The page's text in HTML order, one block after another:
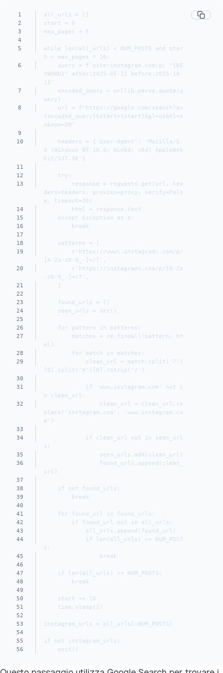
1
all_urls = []
2
start = 0
3
max_pages = 5
4
5
while len(all_urls) < NUM_POSTS and star
t < max_pages * 10:
6
YWORD}" after:2025-05-11 before:2025-10-
11'
7
uery)
8
{encoded_query}&start={start}&gl=us&hl=e
n&num=20"
9
10
0 (Windows NT 10.0; Win64; x64) AppleWeb
Kit/537.36'}
11
12
    try:
13
ders=headers, proxies=proxy, verify=Fals
e, timeout=30)
14
        html = response.text
15
    except Exception as e:
16
        break
17
18
    patterns = [
19
[A-Za-z0-9_-]+/?',
20
-z0-9_-]+/?',
21
    ]
22
23
    found_urls = []
24
    seen_urls = set()
25
26
    for pattern in patterns:
27
ml)
28
        for match in matches:
29
[0].split('#')[0].rstrip('/')
30
31
n clean_url:
32
place('instagram.com', 'www.instagram.co
m')
33
34
s:
35
                seen_urls.add(clean_url)
36
url)
37
38
    if not found_urls:
39
        break
40
41
    for found_url in found_urls:
42
        if found_url not in all_urls:
43
            all_urls.append(found_url)
44
S:
45
                break
46
47
    if len(all_urls) >= NUM_POSTS:
48
        break
49
50
    start += 10
51
    time.sleep(2)
52
53
instagram_urls = all_urls[:NUM_POSTS]
54
55
if not instagram_urls:
56
    exit()